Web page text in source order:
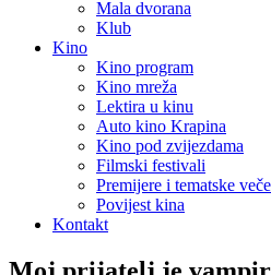
Mala dvorana
Klub
Kino
Kino program
Kino mreža
Lektira u kinu
Auto kino Krapina
Kino pod zvijezdama
Filmski festivali
Premijere i tematske
Povijest kina
Kontakt